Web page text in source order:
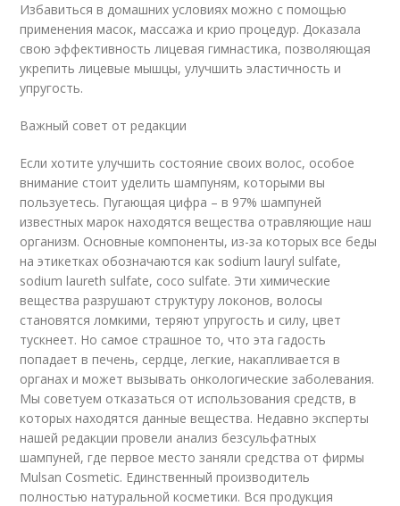
Избавиться в домашних условиях можно с помощью
применения масок, массажа и крио процедур. Доказала
свою эффективность лицевая гимнастика, позволяющая
укрепить лицевые мышцы, улучшить эластичность и
упругость.
Важный совет от редакции
Если хотите улучшить состояние своих волос, особое
внимание стоит уделить шампуням, которыми вы
пользуетесь. Пугающая цифра – в 97% шампуней
известных марок находятся вещества отравляющие наш
организм. Основные компоненты, из-за которых все беды
на этикетках обозначаются как sodium lauryl sulfate,
sodium laureth sulfate, coco sulfate. Эти химические
вещества разрушают структуру локонов, волосы
становятся ломкими, теряют упругость и силу, цвет
тускнеет. Но самое страшное то, что эта гадость
попадает в печень, сердце, легкие, накапливается в
органах и может вызывать онкологические заболевания.
Мы советуем отказаться от использования средств, в
которых находятся данные вещества. Недавно эксперты
нашей редакции провели анализ безсульфатных
шампуней, где первое место заняли средства от фирмы
Mulsan Сosmetic. Единственный производитель
полностью натуральной косметики. Вся продукция